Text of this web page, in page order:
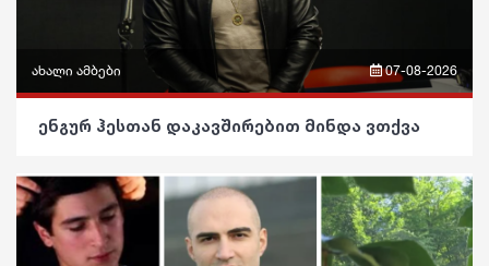
გართობა
სპორტი
მსოფლიო
ახალი ამბები
პოლიტიკა
საზოგადოება
07-08-2026
ენგურ ჰესთან დაკავშირებით მინდა ვთქვა